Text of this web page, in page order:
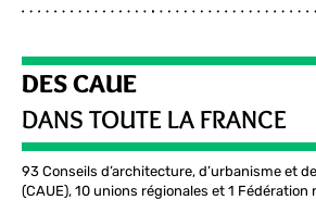
DES CAUE
DANS TOUTE LA FRANCE
93 Conseils d’architecture, d’urbanisme et
(CAUE), 10 unions régionales et 1